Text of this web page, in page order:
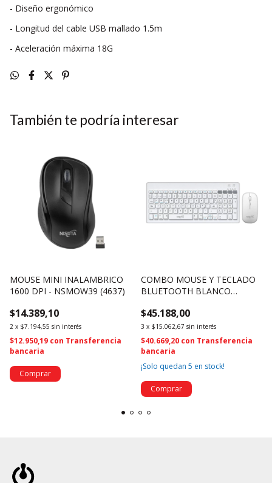
- Diseño ergonómico
- Longitud del cable USB mallado 1.5m
- Aceleración máxima 18G
También te podría interesar
MOUSE MINI INALAMBRICO
1600 DPI - NSMOW39 (4637)
$14.389,10
2 x $7.194,55 sin interés
$12.950,19 con Transferencia
bancaria
COMBO MOUSE Y TECLADO
BLUETOOTH BLANCO
NSWI58COBW (4635)
$45.188,00
3 x $15.062,67 sin interés
$40.669,20 con Transferencia
bancaria
¡Solo quedan 5 en stock!